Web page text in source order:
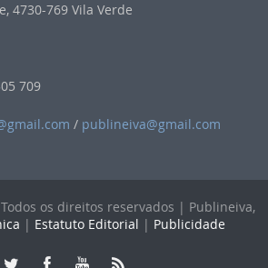
4730-769 Vila Verde
709
/ publineiva@gmail.com
os direitos reservados | Publineiva,
| Estatuto Editorial | Publicidade